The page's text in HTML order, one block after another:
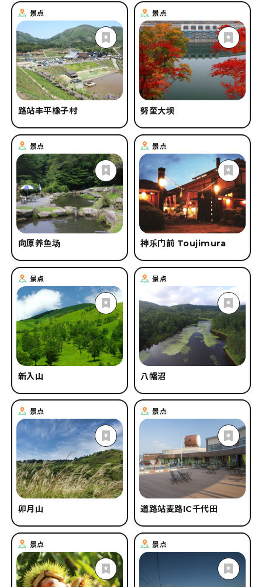
景点
路站丰平橡子村
景点
努奎大坝
景点
向原养鱼场
景点
神乐门前 Toujimura
景点
新入山
景点
八幡沼
景点
卯月山
景点
道路站麦路IC千代田
景点 景点